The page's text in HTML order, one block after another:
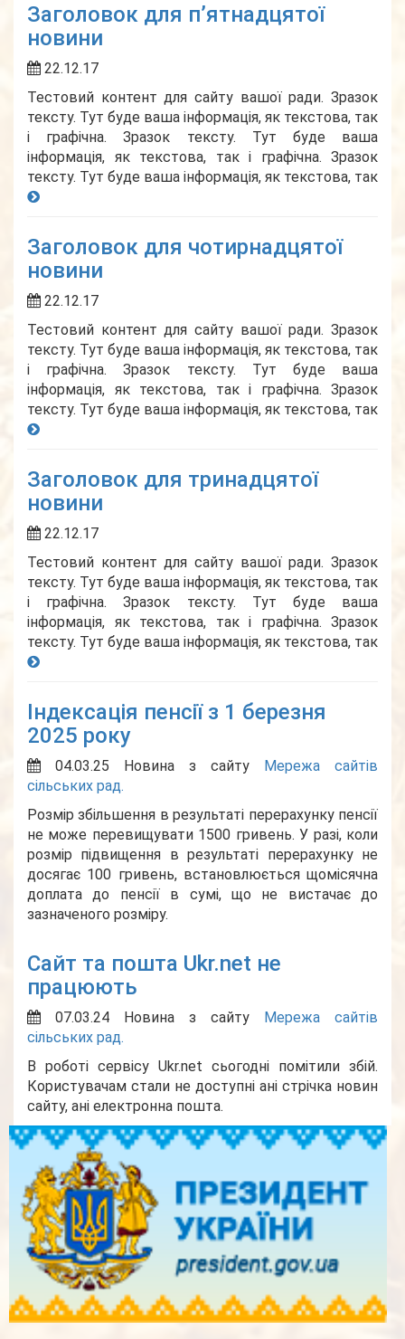
Заголовок для п’ятнадцятої
новини
22.12.17
Тестовий контент для сайту вашої ради. Зразок
тексту. Тут буде ваша інформація, як текстова, так
і графічна. Зразок тексту. Тут буде ваша
інформація, як текстова, так і графічна. Зразок
тексту. Тут буде ваша інформація, як текстова, так
Заголовок для чотирнадцятої
новини
22.12.17
Тестовий контент для сайту вашої ради. Зразок
тексту. Тут буде ваша інформація, як текстова, так
і графічна. Зразок тексту. Тут буде ваша
інформація, як текстова, так і графічна. Зразок
тексту. Тут буде ваша інформація, як текстова, так
Заголовок для тринадцятої
новини
22.12.17
Тестовий контент для сайту вашої ради. Зразок
тексту. Тут буде ваша інформація, як текстова, так
і графічна. Зразок тексту. Тут буде ваша
інформація, як текстова, так і графічна. Зразок
тексту. Тут буде ваша інформація, як текстова, так
Індексація пенсії з 1 березня
2025 року
04.03.25 Новина з сайту Мережа сайтів
сільських рад.
Розмір збільшення в результаті перерахунку пенсії
не може перевищувати 1500 гривень. У разі, коли
розмір підвищення в результаті перерахунку не
досягає 100 гривень, встановлюється щомісячна
доплата до пенсії в сумі, що не вистачає до
зазначеного розміру.
Сайт та пошта Ukr.net не
працюють
07.03.24 Новина з сайту Мережа сайтів
сільських рад.
В роботі сервісу Ukr.net сьогодні помітили збій.
Користувачам стали не доступні ані стрічка новин
сайту, ані електронна пошта.